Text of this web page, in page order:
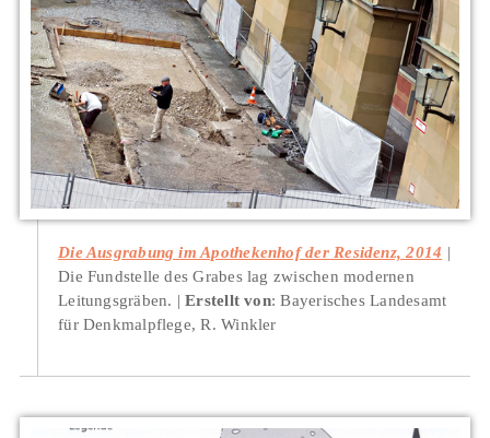
Die Ausgrabung im Apothekenhof der Residenz, 2014
Die Fundstelle des Grabes lag zwischen modernen
Leitungsgräben.
Erstellt von: Bayerisches Landesamt
für Denkmalpflege, R. Winkler